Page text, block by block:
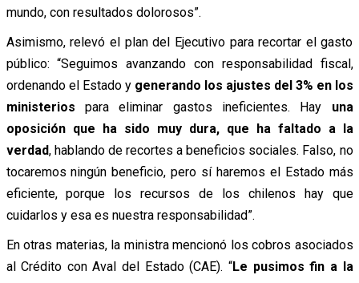
mundo, con resultados dolorosos”.
Asimismo, relevó el plan del Ejecutivo para recortar el gasto
público: “Seguimos avanzando con responsabilidad fiscal,
ordenando el Estado y generando los ajustes del 3% en los
ministerios para eliminar gastos ineficientes. Hay una
oposición que ha sido muy dura, que ha faltado a la
verdad, hablando de recortes a beneficios sociales. Falso, no
tocaremos ningún beneficio, pero sí haremos el Estado más
eficiente, porque los recursos de los chilenos hay que
cuidarlos y esa es nuestra responsabilidad”.
En otras materias, la ministra mencionó los cobros asociados
al Crédito con Aval del Estado (CAE). “Le pusimos fin a la